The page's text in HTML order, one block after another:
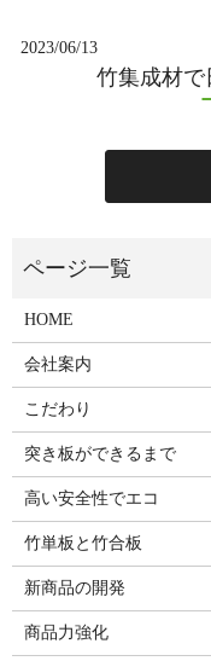
2023/06/13
竹集成材で
HOME
会社案内
こだわり
突き板ができるまで
高い安全性でエコ
竹単板と竹合板
新商品の開発
商品力強化